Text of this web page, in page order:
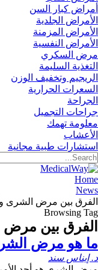
أمراض كبار السن
الأمراض الجلدية
الأمراض المزمنة
الأمراض النفسية
مرض السكري
التغذية السليمة
الريجيم وتخفيف الوزن
السعرات الحرارية
الجراحة
جراحات التجميل
معلومة تهمك
الأعشاب
استشارات طبية مجانية
Home
News
الفرق بين مرض الشرى
Browsing Tag
الفرق بين مرض
ما هو مرض
د. إيناس سند